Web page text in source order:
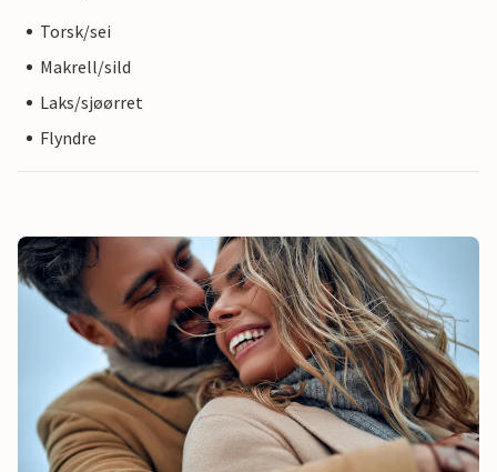
Torsk/sei
Makrell/sild
Laks/sjøørret
Flyndre